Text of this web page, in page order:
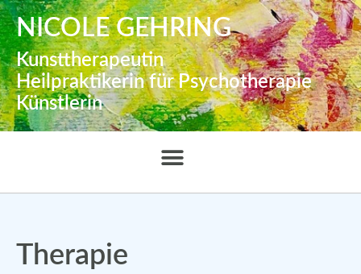
NICOLE GEHRING
Kunsttherapeutin
Heilpraktikerin für Psychotherapie
Künstlerin
Therapie